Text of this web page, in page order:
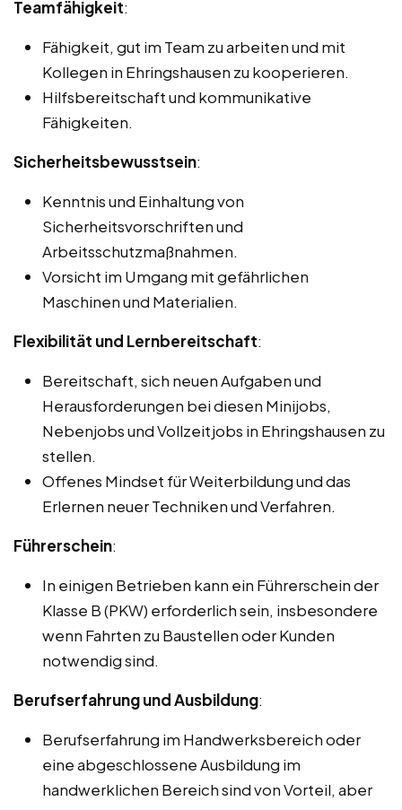
Teamfähigkeit:
Fähigkeit, gut im Team zu arbeiten und mit
Kollegen in Ehringshausen zu kooperieren.
Hilfsbereitschaft und kommunikative
Fähigkeiten.
Sicherheitsbewusstsein:
Kenntnis und Einhaltung von
Sicherheitsvorschriften und
Arbeitsschutzmaßnahmen.
Vorsicht im Umgang mit gefährlichen
Maschinen und Materialien.
Flexibilität und Lernbereitschaft:
Bereitschaft, sich neuen Aufgaben und
Herausforderungen bei diesen Minijobs,
Nebenjobs und Vollzeitjobs in Ehringshausen zu
stellen.
Offenes Mindset für Weiterbildung und das
Erlernen neuer Techniken und Verfahren.
Führerschein:
In einigen Betrieben kann ein Führerschein der
Klasse B (PKW) erforderlich sein, insbesondere
wenn Fahrten zu Baustellen oder Kunden
notwendig sind.
Berufserfahrung und Ausbildung:
Berufserfahrung im Handwerksbereich oder
eine abgeschlossene Ausbildung im
handwerklichen Bereich sind von Vorteil, aber